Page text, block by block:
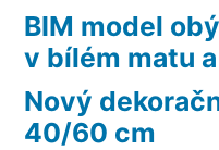
BIM model
v bílém matu
Nový
40/60 cm